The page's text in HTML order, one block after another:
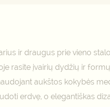
ir draugus prie vieno
rasite įvairių dydžių ir
aukštos kokybės
erdvę, o elegantiškas